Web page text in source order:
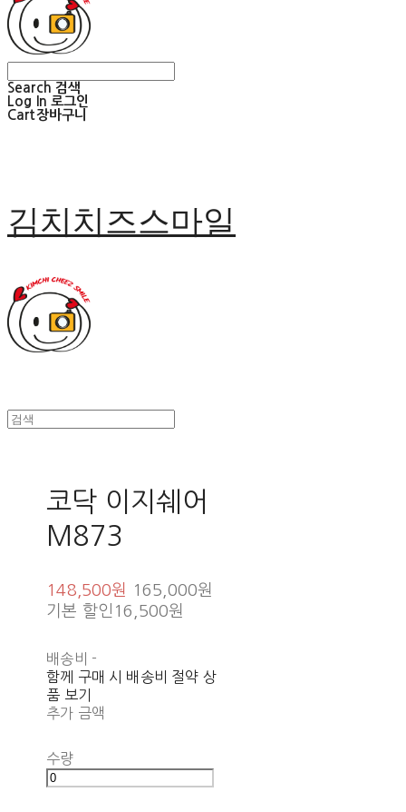
Search 검색
Log In 로그인
Cart장바구니
김치치즈스마일
코닥 이지쉐어
M873
148,500원
165,000원
기본 할인 16,500원
배송비 -
함께 구매 시 배송비 절약 상
품 보기
추가 금액
수량